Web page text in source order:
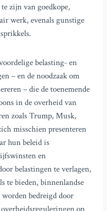
zijn van goedkope,
werk, evenals gunstige
belasting- en
– en de noodzaak om
– die de toenemende
in de overheid van
zoals Trump, Musk,
misschien presenteren
hun beleid is
en
belastingen te verlagen,
te bieden, binnenlandse
bedreigd door